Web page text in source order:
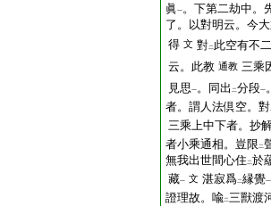
眞一。下第二劫中。
了。以對明云。今
得 文 對二 此空有不
云。此教 通教 三乘
見思一。同出 二分段一
者。謂人法倶空。對
三乘上中下者。抄
者小乘通相。豈限 二
無我出世間心住 二於
藏一 文 湛寂爲二縁覺一
證理故。喩二三獸渡